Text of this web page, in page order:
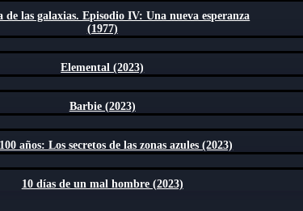
de las galaxias. Episodio IV: Una nueva esperanza
(1977)
Elemental (2023)
Barbie (2023)
años: Los secretos de las zonas azules (2023)
10 días de un mal hombre (2023)